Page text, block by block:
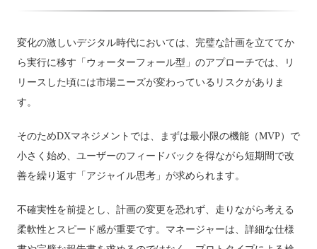
変化の激しいデジタル時代においては、完璧な計画を立ててか
ら実行に移す「ウォーターフォール型」のアプローチでは、リ
リースした頃には市場ニーズが変わっているリスクがありま
す。
そのためDXマネジメントでは、まずは最小限の機能（MVP）で
小さく始め、ユーザーのフィードバックを得ながら短期間で改
善を繰り返す「アジャイル思考」が求められます。
不確実性を前提とし、計画の変更を恐れず、走りながら考える
柔軟性とスピード感が重要です。マネージャーは、詳細な仕様